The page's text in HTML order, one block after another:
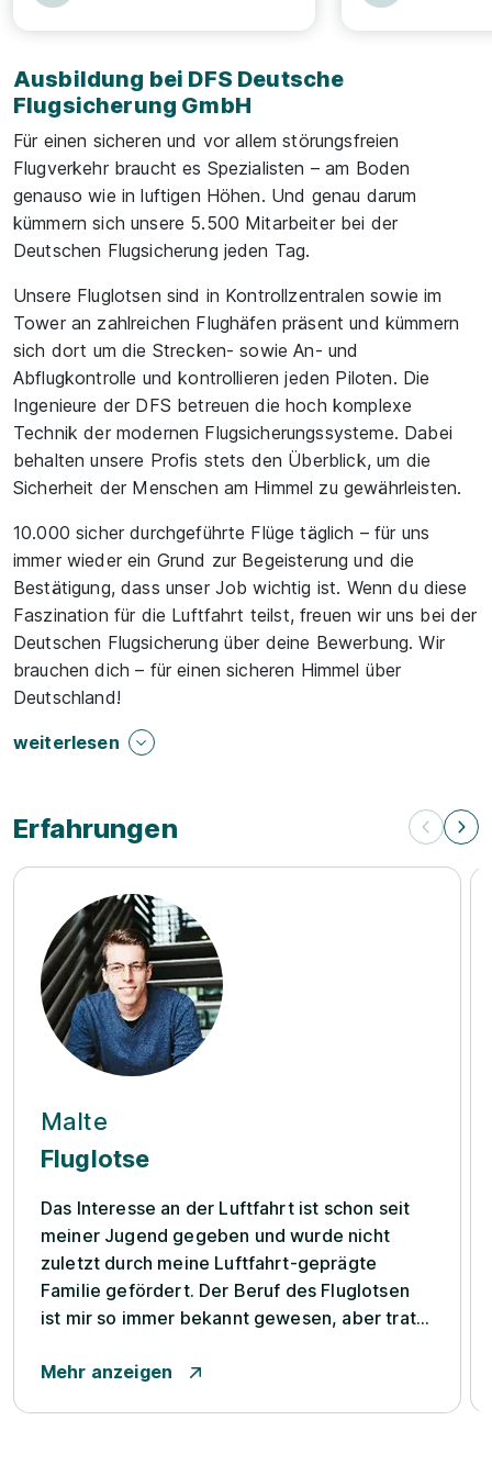
Ausbildung bei DFS Deutsche
Flugsicherung GmbH
Für einen sicheren und vor allem störungsfreien
Flugverkehr braucht es Spezialisten – am Boden
genauso wie in luftigen Höhen. Und genau darum
kümmern sich unsere 5.500 Mitarbeiter bei der
Deutschen Flugsicherung jeden Tag.
Unsere Fluglotsen sind in Kontrollzentralen sowie im
Tower an zahlreichen Flughäfen präsent und kümmern
sich dort um die Strecken- sowie An- und
Abflugkontrolle und kontrollieren jeden Piloten. Die
Ingenieure der DFS betreuen die hoch komplexe
Technik der modernen Flugsicherungssysteme. Dabei
behalten unsere Profis stets den Überblick, um die
Sicherheit der Menschen am Himmel zu gewährleisten.
10.000 sicher durchgeführte Flüge täglich – für uns
immer wieder ein Grund zur Begeisterung und die
Bestätigung, dass unser Job wichtig ist. Wenn du diese
Faszination für die Luftfahrt teilst, freuen wir uns bei der
Deutschen Flugsicherung über deine Bewerbung. Wir
brauchen dich – für einen sicheren Himmel über
Deutschland!
weiterlesen
Erfahrungen
Malte
Fluglotse
Das Interesse an der Luftfahrt ist schon seit
meiner Jugend gegeben und wurde nicht
zuletzt durch meine Luftfahrt-geprägte
Familie gefördert. Der Beruf des Fluglotsen
ist mir so immer bekannt gewesen, aber trat
intensiver darauf aufmerksam gemacht
Mehr anzeigen